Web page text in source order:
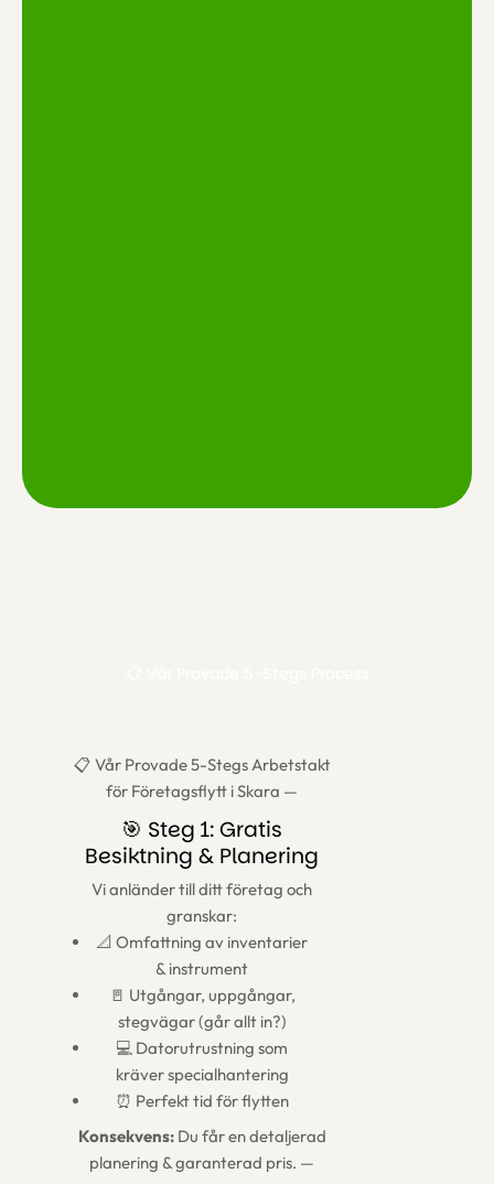
📋 Vår Provade 5-Stegs Arbetstakt
för Företagsflytt i Skara —
🎯 Steg 1: Gratis
Besiktning & Planering
Vi anländer till ditt företag och
granskar:
📐 Omfattning av inventarier
& instrument
🚪 Utgångar, uppgångar,
stegvägar (går allt in?)
💻 Datorutrustning som
kräver specialhantering
⏰ Perfekt tid för flytten
Konsekvens:Du får en detaljerad
planering & garanterad pris. —